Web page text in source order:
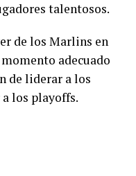
talentosos.
de los Marlins en
adecuado
de liderar a los
los playoffs.